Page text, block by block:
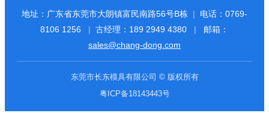
地址：广东省东莞市大朗镇富民南路56号B栋 | 电话： 0769-
8106 1256
| 古经理： 189 2949 4380 |
邮箱：
sales@chang-dong.com
东莞市长东模具有限公司 © 版权所有
粤ICP备18143443号